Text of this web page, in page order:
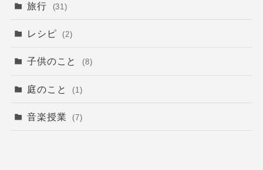
旅行 (31)
レシピ (2)
子供のこと (8)
庭のこと (1)
音楽授業 (7)